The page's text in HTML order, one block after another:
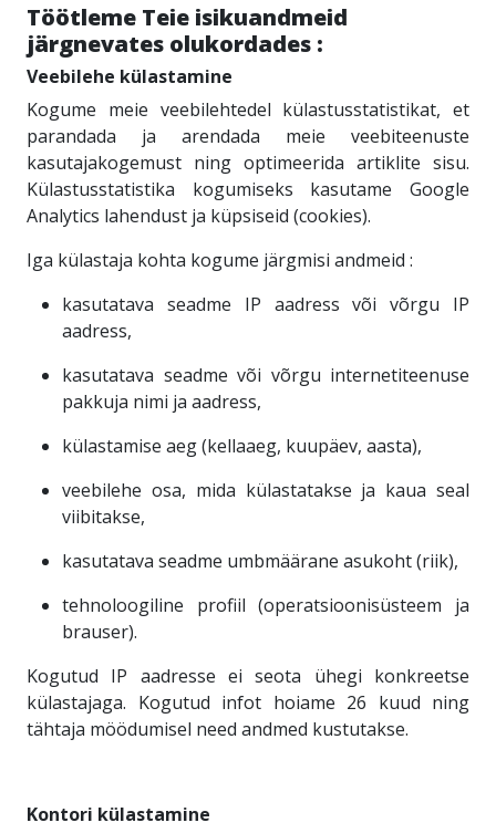
Töötleme Teie isikuandmeid
järgnevates olukordades :
Veebilehe külastamine
Kogume meie veebilehtedel külastusstatistikat, et
parandada ja arendada meie veebiteenuste
kasutajakogemust ning optimeerida artiklite sisu.
Külastusstatistika kogumiseks kasutame Google
Analytics lahendust ja küpsiseid (cookies).
Iga külastaja kohta kogume järgmisi andmeid :
kasutatava seadme IP aadress või võrgu IP
aadress,
kasutatava seadme või võrgu internetiteenuse
pakkuja nimi ja aadress,
külastamise aeg (kellaaeg, kuupäev, aasta),
veebilehe osa, mida külastatakse ja kaua seal
viibitakse,
kasutatava seadme umbmäärane asukoht (riik),
tehnoloogiline profiil (operatsioonisüsteem ja
brauser).
Kogutud IP aadresse ei seota ühegi konkreetse
külastajaga. Kogutud infot hoiame 26 kuud ning
tähtaja möödumisel need andmed kustutakse.
Kontori külastamine